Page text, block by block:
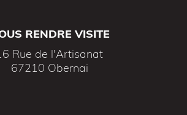
RENDRE VISITE
Rue de l'Artisanat
67210 Obernai